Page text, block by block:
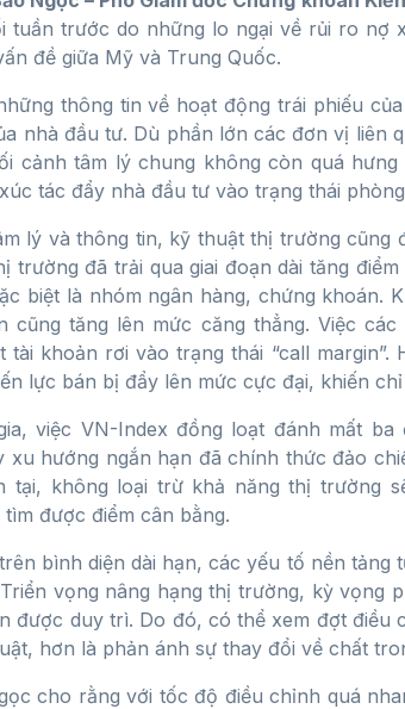
tuần trước do những lo ngại về rủi ro nợ
đề giữa Mỹ và Trung Quốc.
thông tin về hoạt động trái phiếu
nhà đầu tư. Dù phần lớn các đơn vị liên
cảnh tâm lý chung không còn quá
tác đẩy nhà đầu tư vào trạng thái
lý và thông tin, kỹ thuật thị trường cũng
trường đã trải qua giai đoạn dài tăng
biệt là nhóm ngân hàng, chứng khoán.
cũng tăng lên mức căng thẳng. Việc
tài khoản rơi vào trạng thái “call
lực bán bị đẩy lên mức cực đại, khiến
việc VN-Index đồng loạt đánh mất
xu hướng ngắn hạn đã chính thức đảo
tại, không loại trừ khả năng thị trường
được điểm cân bằng.
bình diện dài hạn, các yếu tố nền tảng
vọng nâng hạng thị trường, kỳ vọng
được duy trì. Do đó, có thể xem đợt điều
hơn là phản ánh sự thay đổi về chất
cho rằng với tốc độ điều chỉnh quá